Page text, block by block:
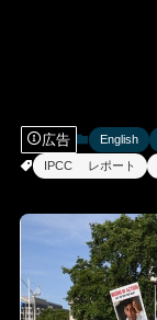
広告 English
IPCC レポート